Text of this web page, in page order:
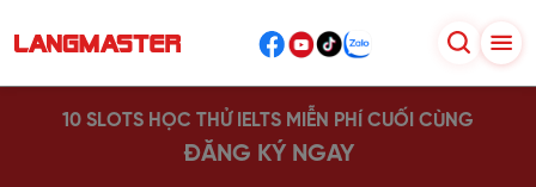
10 SLOTS HỌC THỬ IELTS MIỄN PHÍ CUỐI CÙNG
ĐĂNG KÝ NGAY